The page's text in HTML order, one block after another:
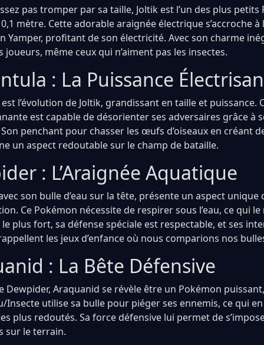
pas tromper par sa taille, Joltik est l’un des plus
mètre. Cette adorable araignée électrique s’accroche
Yamper, profitant de son électricité. Avec son charme
même ceux qui n’aiment pas les insectes.
: La Puissance
l’évolution de Joltik, grandissant en taille et puissance.
est capable de désorienter ses adversaires grâce à
penchant pour chasser les œufs d’oiseaux en créant
un aspect redoutable sur le champ de bataille.
: L’Araignée Aquatique
son bulle d’eau sur la tête, présente un aspect
Ce Pokémon nécessite de respirer sous l’eau, ce qui
plus fort, sa défense spéciale est respectable, et ses
les jeux d’enfance où nous comparions nos
: La Bête Défensive
Dewpider, Araquanid se révèle être un Pokémon
Insecte utilise sa bulle pour piéger ses ennemis, ce qui
plus redoutés. Sa force défensive lui permet de
sur le terrain.